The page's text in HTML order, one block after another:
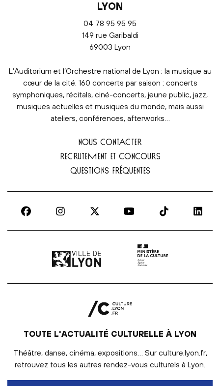
LYON
04 78 95 95 95
149 rue Garibaldi
69003 Lyon
L’Auditorium et l’Orchestre national de Lyon : la musique au
cœur de la cité. 160 concerts par saison : concerts
symphoniques, récitals, ciné-concerts, jeune public, jazz,
musiques actuelles et musiques du monde, mais aussi
ateliers, conférences, afterworks…
NOUS CONTACTER
RECRUTEMENT ET CONCOURS
QUESTIONS FRÉQUENTES
Ville de Lyon | lien externeMinistère de la culture
TOUTE L'ACTUALITÉ CULTURELLE À LYON
Théâtre, danse, cinéma, expositions… Sur culture.lyon.fr,
retrouvez tous les autres rendez-vous culturels à Lyon.